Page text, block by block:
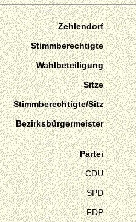
Zehlendorf
Stimmberechtigte
Wahlbeteiligung
Sitze
Stimmberechtigte/Sitz
Bezirksbürgermeister
Partei
CDU
SPD
FDP